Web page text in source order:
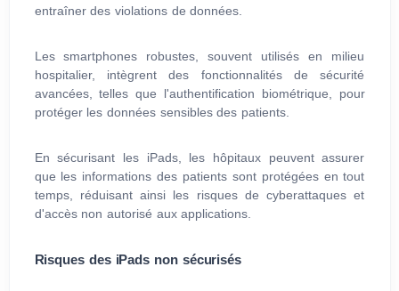
entraîner des violations de données.
Les smartphones robustes, souvent utilisés en milieu
hospitalier, intègrent des fonctionnalités de sécurité
avancées, telles que l'authentification biométrique, pour
protéger les données sensibles des patients.
En sécurisant les iPads, les hôpitaux peuvent assurer
que les informations des patients sont protégées en tout
temps, réduisant ainsi les risques de cyberattaques et
d'accès non autorisé aux applications.
Risques des iPads non sécurisés